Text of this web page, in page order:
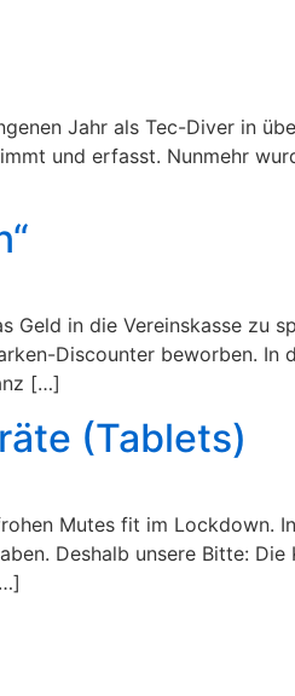
Jahr als Tec-Diver in
und erfasst. Nunmehr
in die Vereinskasse zu
Discounter beworben.
[…]
(Tablets)
Mutes fit im Lockdown.
Deshalb unsere Bitte: